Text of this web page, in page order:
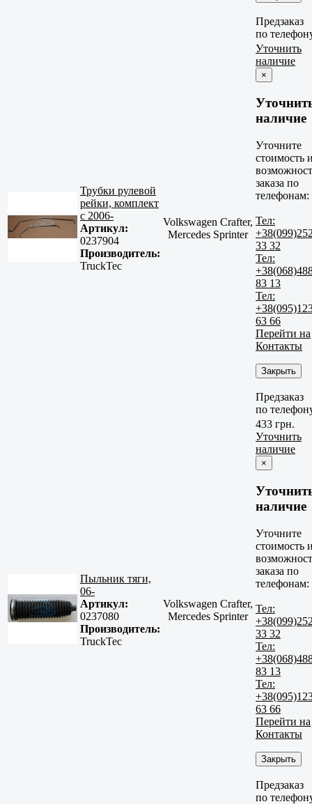
Предзаказ
по
Трубки рулевой
рейки, комплект
с 2006-
Артикул:
0237904
Производитель:
TruckTec
Volkswagen Crafter,
Mercedes Sprinter
Уточнить
наличие
×
наличие
Уточните
стоимость
заказа по
телефонам:
Тел:
33 32
Тел:
83 13
Тел:
63 66
Перейти на
Контакты
Закрыть
Предзаказ
по
Пыльник тяги,
06-
Артикул:
0237080
Производитель:
TruckTec
Volkswagen Crafter,
Mercedes Sprinter
433 грн.
Уточнить
наличие
×
наличие
Уточните
стоимость
заказа по
телефонам:
Тел:
33 32
Тел:
83 13
Тел:
63 66
Перейти на
Контакты
Закрыть
Предзаказ
по